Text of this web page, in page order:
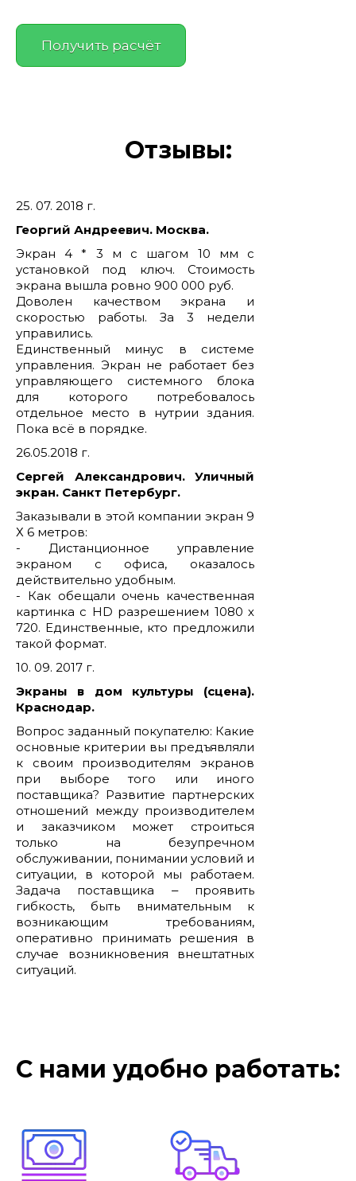
Отзывы:
25. 07. 2018 г.
Георгий Андреевич. Москва.
Экран 4 * 3 м с шагом 10 мм с
установкой под ключ. Стоимость
экрана вышла ровно 900 000 руб.
Доволен качеством экрана и
скоростью работы. За 3 недели
управились.
Единственный минус в системе
управления. Экран не работает без
управляющего системного блока
для которого потребовалось
отдельное место в нутрии здания.
Пока всё в порядке.
26.05.2018 г.
Сергей Александрович. Уличный
экран. Санкт Петербург.
Заказывали в этой компании экран 9
Х 6 метров:
- Дистанционное управление
экраном с офиса, оказалось
действительно удобным.
- Как обещали очень качественная
картинка с HD разрешением 1080 х
720. Единственные, кто предложили
такой формат.
10. 09. 2017 г.
Экраны в дом культуры (сцена).
Краснодар.
Вопрос заданный покупателю: Какие
основные критерии вы предъявляли
к своим производителям экранов
при выборе того или иного
поставщика? Развитие партнерских
отношений между производителем
и заказчиком может строиться
только на безупречном
обслуживании, понимании условий и
ситуации, в которой мы работаем.
Задача поставщика ‒ проявить
гибкость, быть внимательным к
возникающим требованиям,
оперативно принимать решения в
случае возникновения внештатных
ситуаций.
С нами удобно работать: